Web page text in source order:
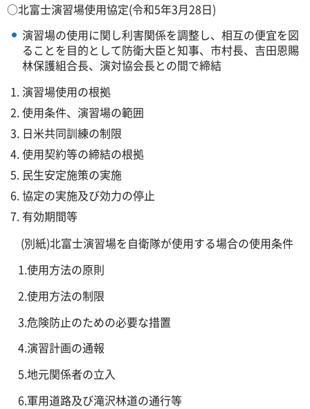
○北富士演習場使用協定(令和5年3月28日)
演習場の使用に関し利害関係を調整し、相互の便宜を図
ることを目的として防衛大臣と知事、市村長、吉田恩賜
林保護組合長、演対協会長との間で締結
演習場使用の根拠
使用条件、演習場の範囲
日米共同訓練の制限
使用契約等の締結の根拠
民生安定施策の実施
協定の実施及び効力の停止
有効期間等
(別紙)北富士演習場を自衛隊が使用する場合の使用条件
1.使用方法の原則
2.使用方法の制限
3.危険防止のための必要な措置
4.演習計画の通報
5.地元関係者の立入
6.軍用道路及び滝沢林道の通行等